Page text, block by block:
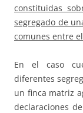
constituidas
segregado de
comunes entre
En el caso
diferentes
un finca matriz
declaraciones